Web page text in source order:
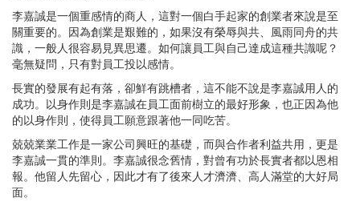
李嘉誠是一個重感情的商人，這對一個白手起家的創業者來說是至
關重要的。因為創業是艱難的，如果沒有榮辱與共、風雨同舟的共
識，一般人很容易見異思遷。如何讓員工與自己達成這種共識呢？
毫無疑問，只有對員工投以感情。
長實的發展有起有落，卻鮮有跳槽者，這不能不說是李嘉誠用人的
成功。以身作則是李嘉誠在員工面前樹立的最好形象，也正因為他
的以身作則，使得員工願意跟著他一同吃苦。
兢兢業業工作是一家公司興旺的基礎，而與合作者利益共用，更是
李嘉誠一貫的準則。李嘉誠很念舊情，對曾有功於長實者都以恩相
報。他留人先留心，因此才有了後來人才濟濟、高人滿堂的大好局
面。